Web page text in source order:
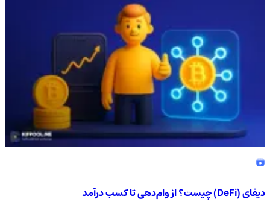
دیفای (DeFi) چیست؟ از وام‌دهی تا کسب درآمد